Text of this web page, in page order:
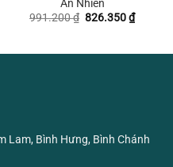
₫.
An Nhiên
991.200₫ Giá
826.350₫Giá
hiện
Lam, Bình Hưng, Bình Chánh